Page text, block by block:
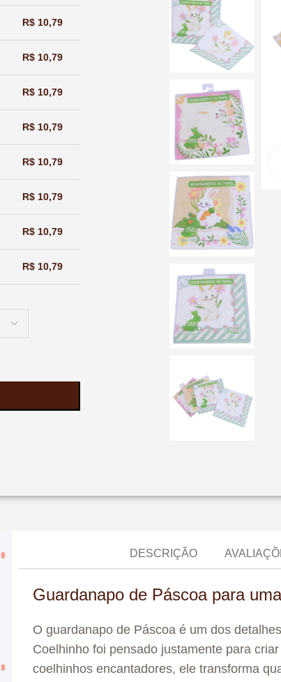
R$10,79
R$10,79
R$10,79
R$10,79
R$10,79
R$10,79
R$10,79
R$10,79
DESCRIÇÃO
Guardanapo de Páscoa para
O guardanapo de Páscoa é um dos
Coelhinho foi pensado justamente para
coelhinhos encantadores, ele transforma